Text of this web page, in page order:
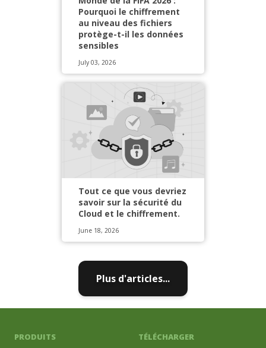
Pourquoi le chiffrement
au niveau des fichiers
protège-t-il les données
sensibles
July 03, 2026
Tout ce que vous devriez
savoir sur la sécurité du
Cloud et le chiffrement.
June 18, 2026
Plus d'articles...
PRODUITS TÉLÉCHARGER